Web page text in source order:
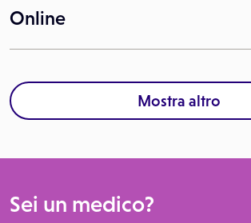
Online
Mostra altro
Sei un medico?